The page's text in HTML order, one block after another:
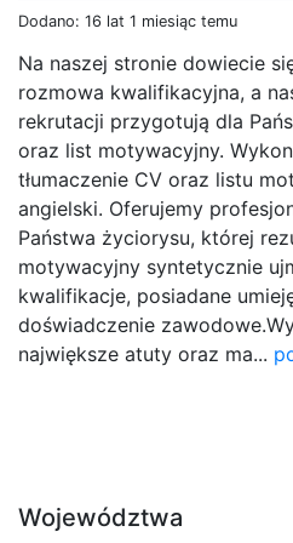
Dodano: 16 lat 1 miesiąc temu
Na naszej stronie dowiecie
rozmowa kwalifikacyjna, a
rekrutacji przygotują dla
oraz list motywacyjny.
tłumaczenie CV oraz listu
angielski. Oferujemy
Państwa życiorysu, której
motywacyjny syntetycznie
kwalifikacje, posiadane
doświadczenie
największe atuty oraz ma...
Województwa